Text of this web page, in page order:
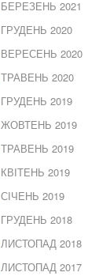
БЕРЕЗЕНЬ 2021
ГРУДЕНЬ 2020
ВЕРЕСЕНЬ 2020
ТРАВЕНЬ 2020
ГРУДЕНЬ 2019
ЖОВТЕНЬ 2019
ТРАВЕНЬ 2019
КВІТЕНЬ 2019
СІЧЕНЬ 2019
ГРУДЕНЬ 2018
ЛИСТОПАД 2018
ЛИСТОПАД 2017